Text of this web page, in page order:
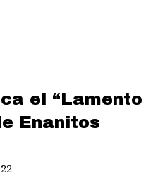
el “Lamento
Enanitos